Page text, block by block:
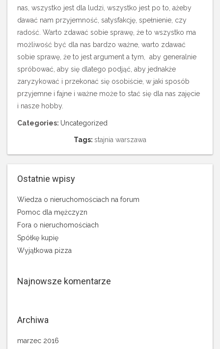
nas, wszystko jest dla ludzi, wszystko jest po to, ażeby
dawać nam przyjemność, satysfakcję, spełnienie, czy
radość. Warto zdawać sobie sprawę, że to wszystko ma
możliwość być dla nas bardzo ważne, warto zdawać
sobie sprawę, że to jest argument a tym, aby generalnie
spróbować, aby się dlatego podjąć, aby jednakże
zaryzykować i przekonać się osobiście, w jaki sposób
przyjemne i fajne i ważne może to stać się dla nas zajęcie
i nasze hobby.
Categories: Uncategorized
Tags: stajnia warszawa
Ostatnie wpisy
Wiedza o nieruchomościach na forum
Pomoc dla mężczyzn
Fora o nieruchomościach
Spółkę kupię
Wyjątkowa pizza
Najnowsze komentarze
Archiwa
marzec 2016